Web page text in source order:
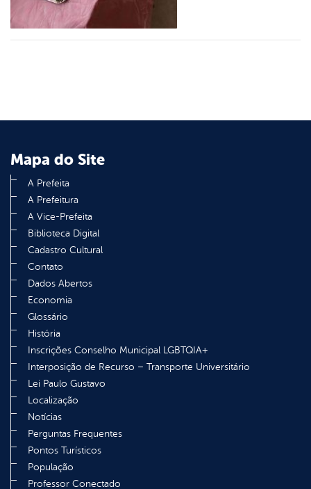
Mapa do Site
A Prefeita
A Prefeitura
A Vice-Prefeita
Biblioteca Digital
Cadastro Cultural
Contato
Dados Abertos
Economia
Glossário
História
Inscrições Conselho Municipal LGBTQIA+
Interposição de Recurso – Transporte Universitário
Lei Paulo Gustavo
Localização
Notícias
Perguntas Frequentes
Pontos Turísticos
População
Professor Conectado